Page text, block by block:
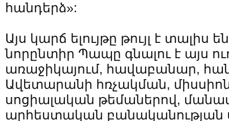
հանդերձ»:
Այս կարճ ելույթը թույլ է տալիս
նորընտիր Պապը գնալու է այս
առաջիկայում, հավաբանար,
Ավետարանի հռչակման,
սոցիալական թեմաներով,
արհեստական բանականության